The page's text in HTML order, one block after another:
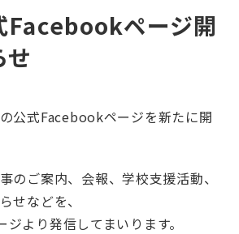
Facebookページ開
せ
公式Facebookページを新たに開
のご案内、会報、学校支援活動、
せなどを、
より発信してまいります。